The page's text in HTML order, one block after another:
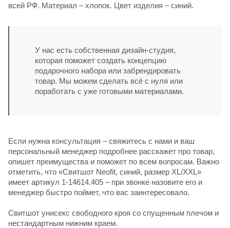
всей РФ. Материал – хлопок. Цвет изделия – синий.
У нас есть собственная дизайн-студия,
которая поможет создать концепцию
подарочного набора или забрендировать
товар. Мы можем сделать всё с нуля или
поработать с уже готовыми материалами.
Если нужна консультация – свяжитесь с нами и ваш
персональный менеджер подробнее расскажет про товар,
опишет преимущества и поможет по всем вопросам. Важно
отметить, что «Свитшот Neofit, синий, размер XL/XXL»
имеет артикул 1-14614.405 – при звонке назовите его и
менеджер быстро поймет, что вас заинтересовало.
Свитшот унисекс свободного кроя со спущенным плечом и
нестандартным нижним краем.